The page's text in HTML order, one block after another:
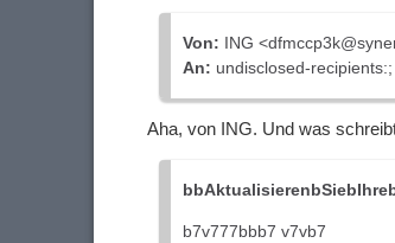
Von: ІNG
An: undisclosed-recipients:;
Aha, von ING. Und was
b7v777bbb7 v7vb7